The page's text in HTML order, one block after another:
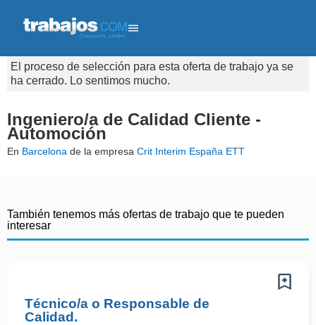
El proceso de selección para esta oferta de trabajo ya se
ha cerrado. Lo sentimos mucho.
Ingeniero/a de Calidad Cliente -
Automoción
En Barcelona de la empresa Crit Interim España ETT
También tenemos más ofertas de trabajo que te pueden
interesar
Técnico/a o Responsable de
Calidad.